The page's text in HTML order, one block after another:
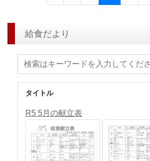
給食だより
タイトル
R5 5月の献立表